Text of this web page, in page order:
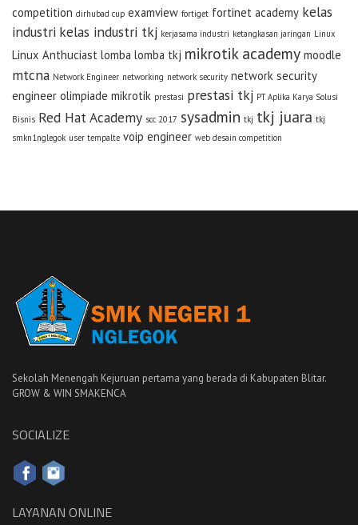
competition dirhubad cup examview fortiget fortinet academy kelas
industri kelas industri tkj kerjasama industri ketangkasan jaringan Linux
Linux Anthuciast lomba lomba tkj mikrotik academy moodle
mtcna Network Engineer networking network security network security
engineer olimpiade mikrotik prestasi prestasi tkj PT Aplika Karya Solusi
Bisnis Red Hat Academy scc 2017 sysadmin tkj tkj juara tkj
smkn1nglegok user tempalte voip engineer web desain competition
Sekolah Menengah Kejuruan pertama yang berada di Kabupaten Blitar.
GROW & WIN SMAKENCA
SOCIALIZE
LAYANAN ONLINE